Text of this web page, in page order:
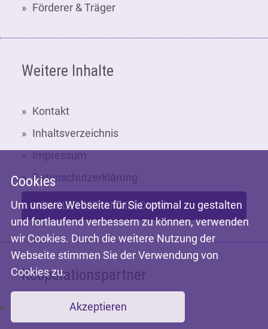
Förderer & Träger
Weitere Inhalte
Kontakt
Inhaltsverzeichnis
Impressum
Datenschutzerklärung
NEWSLETTER-ANMELDUNG
Kooperationspartner
Mit freundlicher Unterstützung der
Cookies
Um unsere Webseite für Sie optimal zu gestalten
und fortlaufend verbessern zu können, verwenden
wir Cookies. Durch die weitere Nutzung der
Webseite stimmen Sie der Verwendung von
Cookies zu.
Akzeptieren